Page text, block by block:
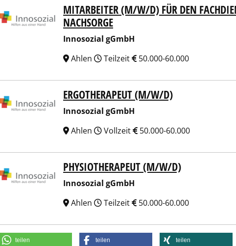
Innosozial gGmbHMITARBEITER (M/W/D) FÜR DEN
NACHSORGE
Innosozial gGmbH
Ahlen
Teilzeit 50.000-60.000
Innosozial gGmbHERGOTHERAPEUT (M/W/D)
Innosozial gGmbH
Ahlen
Vollzeit 50.000-60.000
Innosozial gGmbHPHYSIOTHERAPEUT (M/W/D)
Innosozial gGmbH
Ahlen
Teilzeit 50.000-60.000
teilen teilen teilen